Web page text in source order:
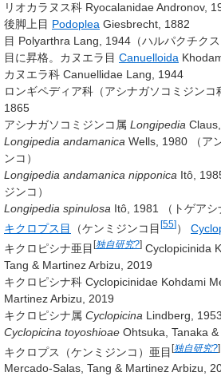
リオカラヌス科 RyocalanidaeAndronov,
後脚上目 Podoplea Giesbrecht, 1882
目 Polyarthra Lang, 1944 （ハルパクチク
目に昇格。カヌエラ目 Canuelloida
カヌエラ科 Canuellidae Lang, 1944
ロンギペディア科（アシナガソコミジン
1865
アシナガソコミジンコ属 Longipedia
Longipedia andamanica Wells, 1980 （ア
ンコ）
Longipedia andamanica nipponica Itô,
ジンコ）
Longipedia spinulosa Itô, 1981 （トゲアシ
キクロプス目
（ケンミジンコ目 [55] ）
キクロピシナ亜目 [独自研究?] Cyclopicinida
Tang & Martinez Arbizu, 2019
キクロピシナ科 Cyclopicinidae Kohdami
Martinez Arbizu, 2019
キクロピシナ属 Cyclopicina Lindberg, 1953
Cyclopicina toyoshioae Ohtsuka, Tanaka
キクロプス（ケンミジンコ）亜目[独自研究?]
Mercado-Salas, Tang & Martinez Arbizu,